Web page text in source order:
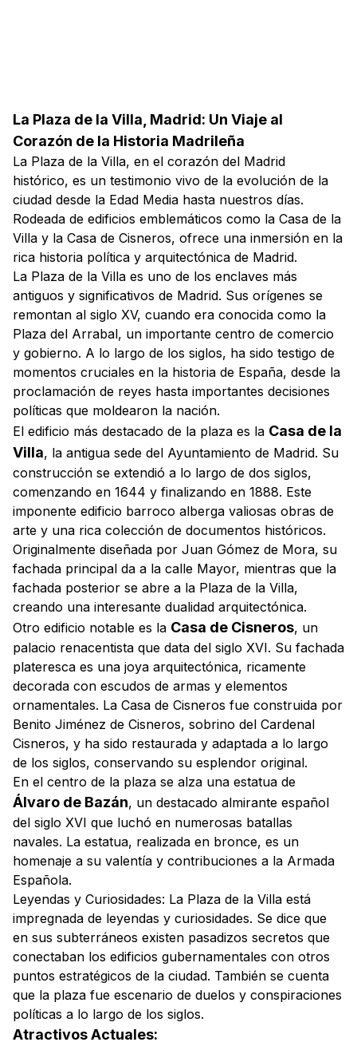
La Plaza de la Villa, Madrid: Un Viaje al
Corazón de la Historia Madrileña
La Plaza de la Villa, en el corazón del Madrid
histórico, es un testimonio vivo de la evolución de la
ciudad desde la Edad Media hasta nuestros días.
Rodeada de edificios emblemáticos como la Casa de la
Villa y la Casa de Cisneros, ofrece una inmersión en la
rica historia política y arquitectónica de Madrid.
La Plaza de la Villa es uno de los enclaves más
antiguos y significativos de Madrid. Sus orígenes se
remontan al siglo XV, cuando era conocida como la
Plaza del Arrabal, un importante centro de comercio
y gobierno. A lo largo de los siglos, ha sido testigo de
momentos cruciales en la historia de España, desde la
proclamación de reyes hasta importantes decisiones
políticas que moldearon la nación.
El edificio más destacado de la plaza es la Casa de la
Villa, la antigua sede del Ayuntamiento de Madrid. Su
construcción se extendió a lo largo de dos siglos,
comenzando en 1644 y finalizando en 1888. Este
imponente edificio barroco alberga valiosas obras de
arte y una rica colección de documentos históricos.
Originalmente diseñada por Juan Gómez de Mora, su
fachada principal da a la calle Mayor, mientras que la
fachada posterior se abre a la Plaza de la Villa,
creando una interesante dualidad arquitectónica.
Otro edificio notable es la Casa de Cisneros, un
palacio renacentista que data del siglo XVI. Su fachada
plateresca es una joya arquitectónica, ricamente
decorada con escudos de armas y elementos
ornamentales. La Casa de Cisneros fue construida por
Benito Jiménez de Cisneros, sobrino del Cardenal
Cisneros, y ha sido restaurada y adaptada a lo largo
de los siglos, conservando su esplendor original.
En el centro de la plaza se alza una estatua de
Álvaro de Bazán, un destacado almirante español
del siglo XVI que luchó en numerosas batallas
navales. La estatua, realizada en bronce, es un
homenaje a su valentía y contribuciones a la Armada
Española.
Leyendas y Curiosidades: La Plaza de la Villa está
impregnada de leyendas y curiosidades. Se dice que
en sus subterráneos existen pasadizos secretos que
conectaban los edificios gubernamentales con otros
puntos estratégicos de la ciudad. También se cuenta
que la plaza fue escenario de duelos y conspiraciones
políticas a lo largo de los siglos.
Atractivos Actuales: